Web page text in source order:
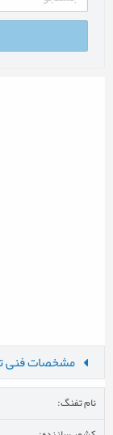
مشخصات فنی
نام تفنگ: